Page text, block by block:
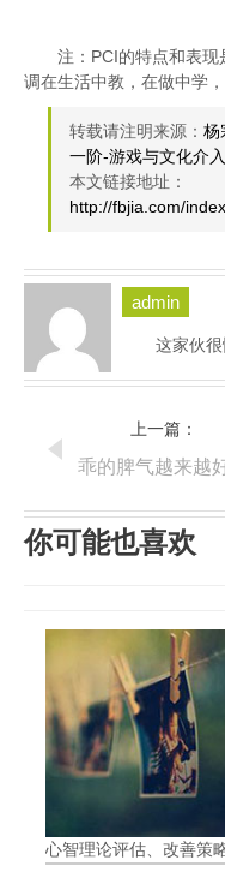
注：PCI的特点和表
调在生活中教，在做中学
转载请注明来源： 杨
一阶-游戏与文化介
本文链接地址：
http://fbjia.com/
admin
这家伙很
上一篇：
你可能也喜欢
心智理论评估、改善策